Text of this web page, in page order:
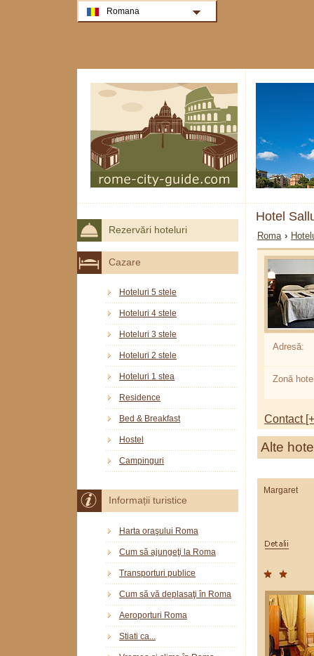
Hotel
Roma ›
Adresă:
Zonă
Contact
Alte
Margaret
Rezervări hoteluri
Cazare
Hoteluri 5 stele
Hoteluri 4 stele
Hoteluri 3 stele
Hoteluri 2 stele
Hoteluri 1 stea
Residence
Bed & Breakfast
Hostel
Campinguri
Informații turistice
Harta oraşului Roma
Cum să ajungeţi la Roma
Transporturi publice
Cum să vă deplasaţi în Roma
Aeroporturi Roma
Stiati ca...
Romana